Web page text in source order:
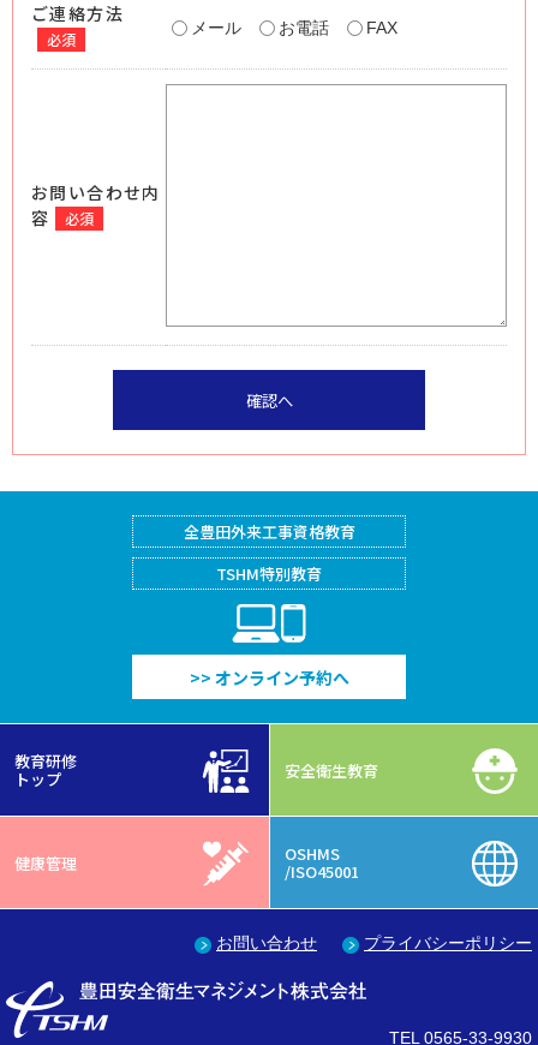
ご連絡方法
必須
メール お電話 FAX
お問い合わせ内
容
必須
確認へ
全豊田外来工事資格教育
TSHM特別教育
>> オンライン予約へ
教育研修
トップ 安全衛生教育
健康管理 OSHMS
/ISO45001
お問い合わせ プライバシーポリシー
TEL 0565-33-9930